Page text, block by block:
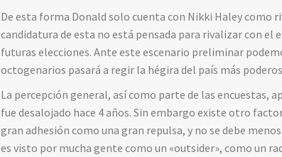
De esta forma Donald solo cuenta con Nikki Haley como
candidatura de esta no está pensada para rivalizar con el
futuras elecciones. Ante este escenario preliminar
octogenarios pasará a regir la hégira del país más
La percepción general, así como parte de las encuestas,
fue desalojado hace 4 años. Sin embargo existe otro
gran adhesión como una gran repulsa, y no se debe
es visto por mucha gente como un «outsider», como un